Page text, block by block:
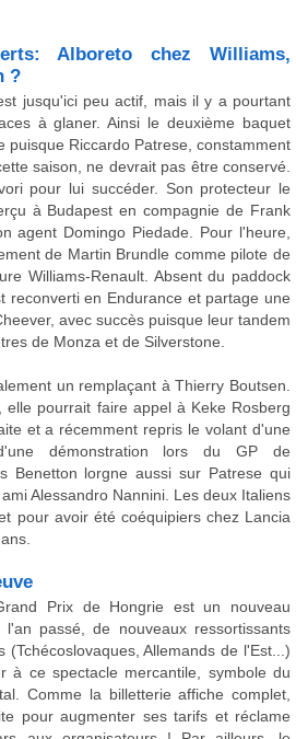
Alboreto chez Williams,
?
jusqu'ici peu actif, mais il y a pourtant
à glaner. Ainsi le deuxième baquet
puisque Riccardo Patrese, constamment
saison, ne devrait pas être conservé.
pour lui succéder. Son protecteur le
à Budapest en compagnie de Frank
agent Domingo Piedade. Pour l'heure,
de Martin Brundle comme pilote de
Williams-Renault. Absent du paddock
reconverti en Endurance et partage une
avec succès puisque leur tandem
de Monza et de Silverstone.
un remplaçant à Thierry Boutsen.
elle pourrait faire appel à Keke Rosberg
et a récemment repris le volant d'une
démonstration lors du GP de
Benetton lorgne aussi sur Patrese qui
Alessandro Nannini. Les deux Italiens
pour avoir été coéquipiers chez Lancia
Prix de Hongrie est un nouveau
passé, de nouveaux ressortissants
(Tchécoslovaques, Allemands de l'Est...)
à ce spectacle mercantile, symbole du
Comme la billetterie affiche complet,
pour augmenter ses tarifs et réclame